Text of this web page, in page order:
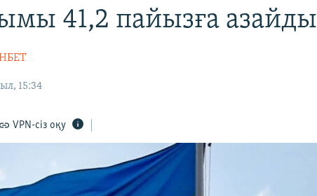
41,2 пайызға азайды
15:34
VPN-сіз оқу